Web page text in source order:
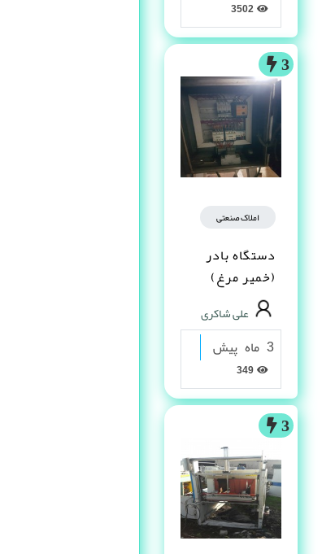
3
املاک صنعتی
دستگاه بادر
(خمیر مرغ)
علی شاکری
3 ماه پیش
3